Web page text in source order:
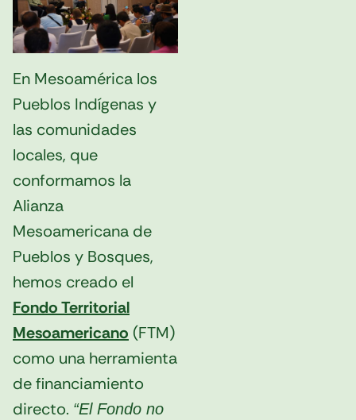
En Mesoamérica los
Pueblos Indígenas y
las comunidades
locales, que
conformamos la
Alianza
Mesoamericana de
Pueblos y Bosques,
hemos creado el
Fondo Territorial
Mesoamericano (FTM)
como una herramienta
de financiamiento
directo. “El Fondo no